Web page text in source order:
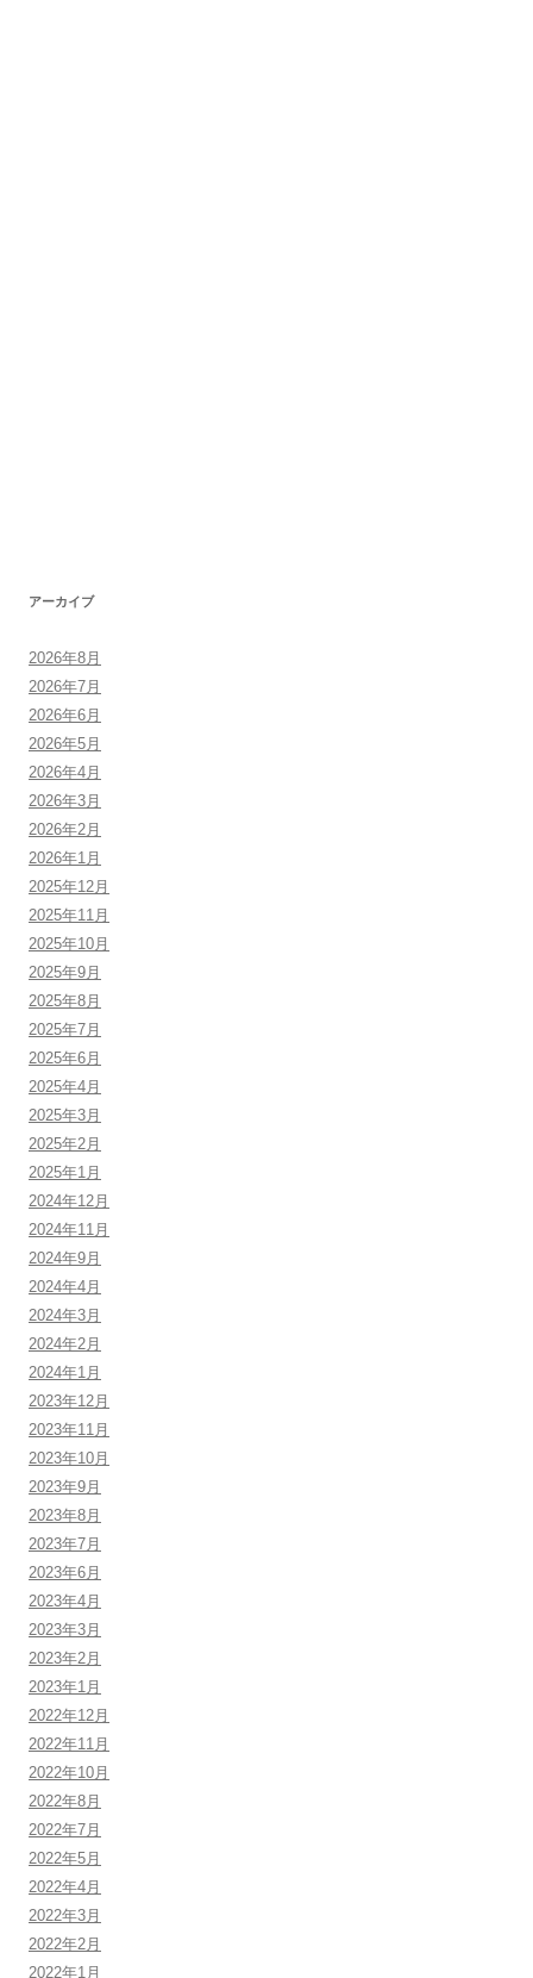
アーカイブ
2026年8月
2026年7月
2026年6月
2026年5月
2026年4月
2026年3月
2026年2月
2026年1月
2025年12月
2025年11月
2025年10月
2025年9月
2025年8月
2025年7月
2025年6月
2025年4月
2025年3月
2025年2月
2025年1月
2024年12月
2024年11月
2024年9月
2024年4月
2024年3月
2024年2月
2024年1月
2023年12月
2023年11月
2023年10月
2023年9月
2023年8月
2023年7月
2023年6月
2023年4月
2023年3月
2023年2月
2023年1月
2022年12月
2022年11月
2022年10月
2022年8月
2022年7月
2022年5月
2022年4月
2022年3月
2022年2月
2022年1月